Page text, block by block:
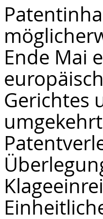
Ende Mai
Gerichtes